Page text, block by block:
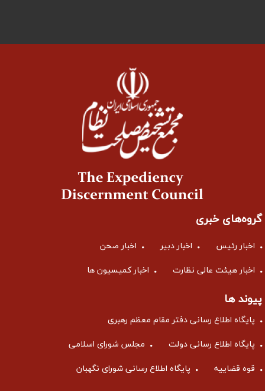
گروه‌های خبری
اخبار رئیس اخبار دبیر اخبار صحن
اخبار هیئت عالی نظارت اخبار کمیسیون ها
پیوند ها
پایگاه اطلاع رسانی دفتر مقام معظم رهبری
پایگاه اطلاع رسانی دولت مجلس شورای اسلامی
قوه قضاییه پایگاه اطلاع رسانی شورای نگهبان